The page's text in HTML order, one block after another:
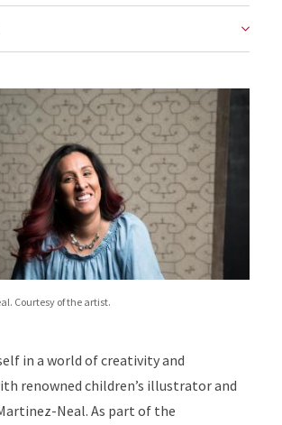
Courtesy of the artist.
in a world of creativity and
renowned children’s illustrator and
Neal. As part of the